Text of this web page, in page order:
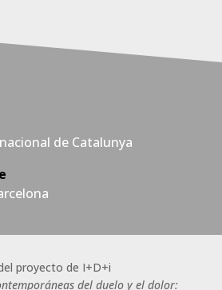
de Catalunya
proyecto de I+D+i
del duelo y el dolor: